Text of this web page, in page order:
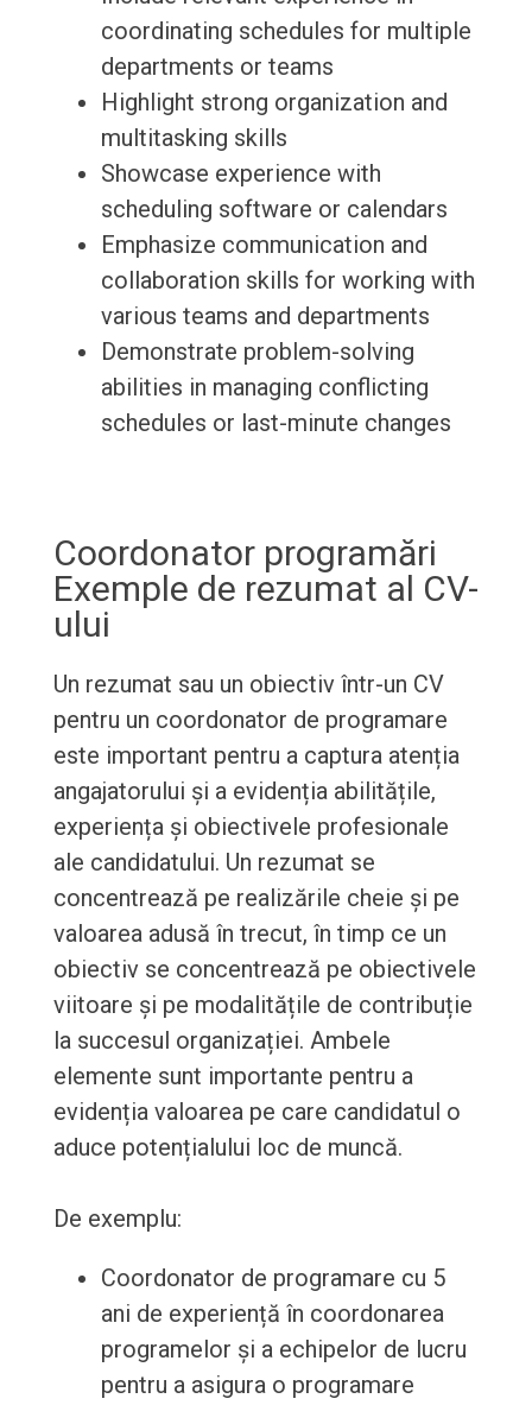
coordinating schedules for multiple
departments or teams
Highlight strong organization and
multitasking skills
Showcase experience with
scheduling software or calendars
Emphasize communication and
collaboration skills for working with
various teams and departments
Demonstrate problem-solving
abilities in managing conflicting
schedules or last-minute changes
Coordonator programări
Exemple de rezumat al CV-
ului
Un rezumat sau un obiectiv într-un CV
pentru un coordonator de programare
este important pentru a captura atenția
angajatorului și a evidenția abilitățile,
experiența și obiectivele profesionale
ale candidatului. Un rezumat se
concentrează pe realizările cheie și pe
valoarea adusă în trecut, în timp ce un
obiectiv se concentrează pe obiectivele
viitoare și pe modalitățile de contribuție
la succesul organizației. Ambele
elemente sunt importante pentru a
evidenția valoarea pe care candidatul o
aduce potențialului loc de muncă.
De exemplu:
Coordonator de programare cu 5
ani de experiență în coordonarea
programelor și a echipelor de lucru
pentru a asigura o programare